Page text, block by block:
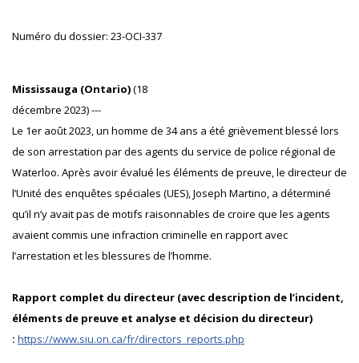
Numéro du dossier: 23-OCI-337
Mississauga (Ontario)(18
décembre 2023) ---
Le 1er août 2023, un homme de 34 ans a été grièvement blessé lors
de son arrestation par des agents du service de police régional de
Waterloo. Après avoir évalué les éléments de preuve, le directeur de
l’Unité des enquêtes spéciales (UES), Joseph Martino, a déterminé
qu’il n’y avait pas de motifs raisonnables de croire que les agents
avaient commis une infraction criminelle en rapport avec
l’arrestation et les blessures de l’homme.
Rapport complet du directeur (avec description de l’incident,
éléments de preuve et analyse et décision du directeur)
: https://www.siu.on.ca/fr/directors_reports.php